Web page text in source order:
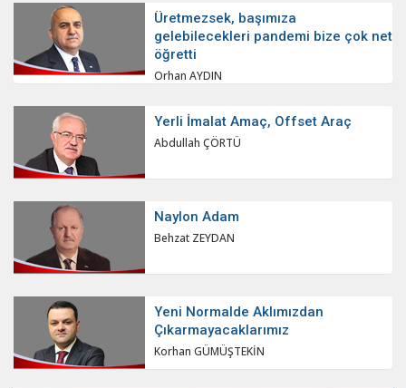
Üretmezsek, başımıza
gelebilecekleri pandemi bize çok net
öğretti
Orhan AYDIN
Yerli İmalat Amaç, Offset Araç
Abdullah ÇÖRTÜ
Naylon Adam
Behzat ZEYDAN
Yeni Normalde Aklımızdan
Çıkarmayacaklarımız
Korhan GÜMÜŞTEKİN